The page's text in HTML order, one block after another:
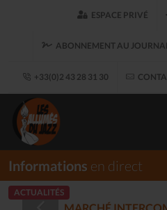
ESPACE PRIVÉ
ABONNEMENT AU
+33(0)2 43 28 31 30
Informations en direct
ACTUALITÉS